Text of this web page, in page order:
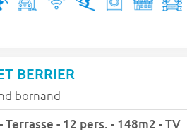
BERRIER
bornand
Terrasse - 12 pers. - 148m2 - TV